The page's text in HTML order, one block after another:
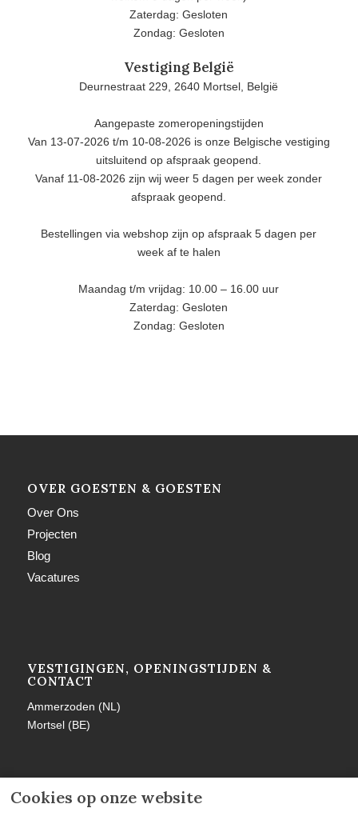
Cookies op onze website
Zaterdag: Gesloten
Zondag: Gesloten
Vestiging België
Deurnestraat 229, 2640 Mortsel, België
Aangepaste zomeropeningstijden
Van 13-07-2026 t/m 10-08-2026 is onze Belgische vestiging
uitsluitend op afspraak geopend.
Vanaf 11-08-2026 zijn wij weer 5 dagen per week zonder
afspraak geopend.
Bestellingen via webshop zijn op afspraak 5 dagen per
week af te halen
Maandag t/m vrijdag: 10.00 – 16.00 uur
Zaterdag: Gesloten
Zondag: Gesloten
OVER GOESTEN & GOESTEN
Over Ons
Projecten
Blog
Vacatures
VESTIGINGEN, OPENINGSTIJDEN &
CONTACT
Ammerzoden (NL)
Mortsel (BE)